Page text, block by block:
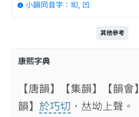
小韻同音字：㘭, 凹
其他參考
康熙字典
【唐韻】 【集韻】 【韻會】
韻】 於巧切 ，𠀤坳上聲。